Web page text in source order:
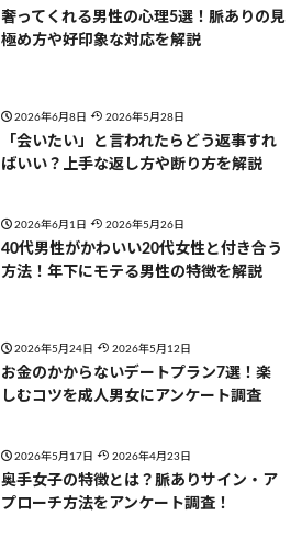
奢ってくれる男性の心理5選！脈ありの見
極め方や好印象な対応を解説
2026年6月8日 2026年5月28日
「会いたい」と言われたらどう返事すれ
ばいい？上手な返し方や断り方を解説
2026年6月1日 2026年5月26日
40代男性がかわいい20代女性と付き合う
方法！年下にモテる男性の特徴を解説
2026年5月24日 2026年5月12日
お金のかからないデートプラン7選！楽
しむコツを成人男女にアンケート調査
2026年5月17日 2026年4月23日
奥手女子の特徴とは？脈ありサイン・ア
プローチ方法をアンケート調査！